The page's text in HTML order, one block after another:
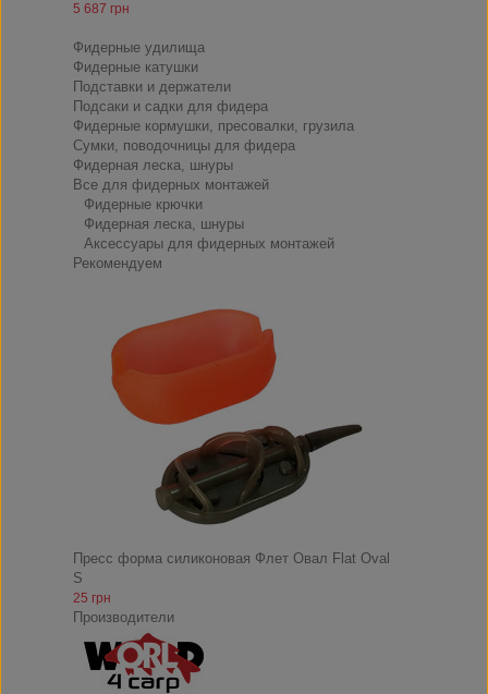
5 687 грн
Фидерные удилища
Фидерные катушки
Подставки и держатели
Подсаки и садки для фидера
Фидерные кормушки, пресовалки, грузила
Сумки, поводочницы для фидера
Фидерная леска, шнуры
Все для фидерных монтажей
Фидерные крючки
Фидерная леска, шнуры
Аксессуары для фидерных монтажей
Рекомендуем
Пресс форма силиконовая Флет Овал Flat Oval
S
25 грн
Производители